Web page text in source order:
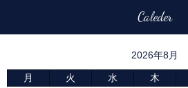
Caleder
2026年8月
月 火 水 木